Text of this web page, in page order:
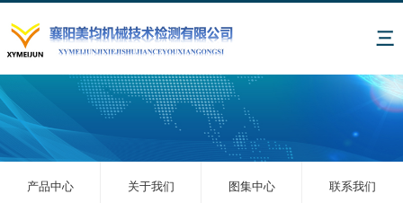
三
产品中心 关于我们 图集中心 联系我们